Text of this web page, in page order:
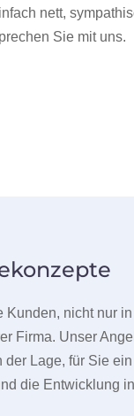
nett,
Sie mit uns.
Kunden, nicht nur in
Firma. Unser
Lage, für Sie
die Entwicklung